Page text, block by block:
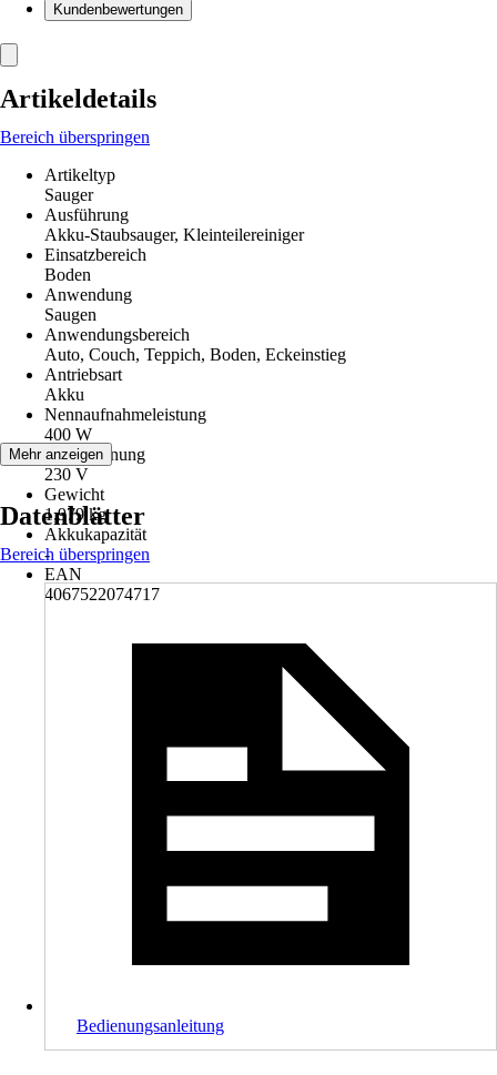
Kundenbewertungen
Artikeldetails
Bereich überspringen
Artikeltyp
Sauger
Ausführung
Akku-Staubsauger, Kleinteilereiniger
Einsatzbereich
Boden
Anwendung
Saugen
Anwendungsbereich
Auto, Couch, Teppich, Boden, Eckeinstieg
Antriebsart
Akku
Nennaufnahmeleistung
400 W
Netzspannung
230 V
Gewicht
1,979 kg
Akkukapazität
-
EAN
4067522074717
Mehr anzeigen
Datenblätter
Bereich überspringen
Bedienungsanleitung